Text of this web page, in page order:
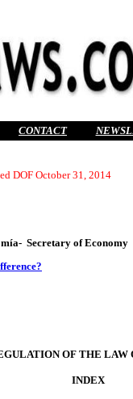
CONTACT
DOF October 31, 2014
Secretary of Economy
OF THE LAW
INDEX